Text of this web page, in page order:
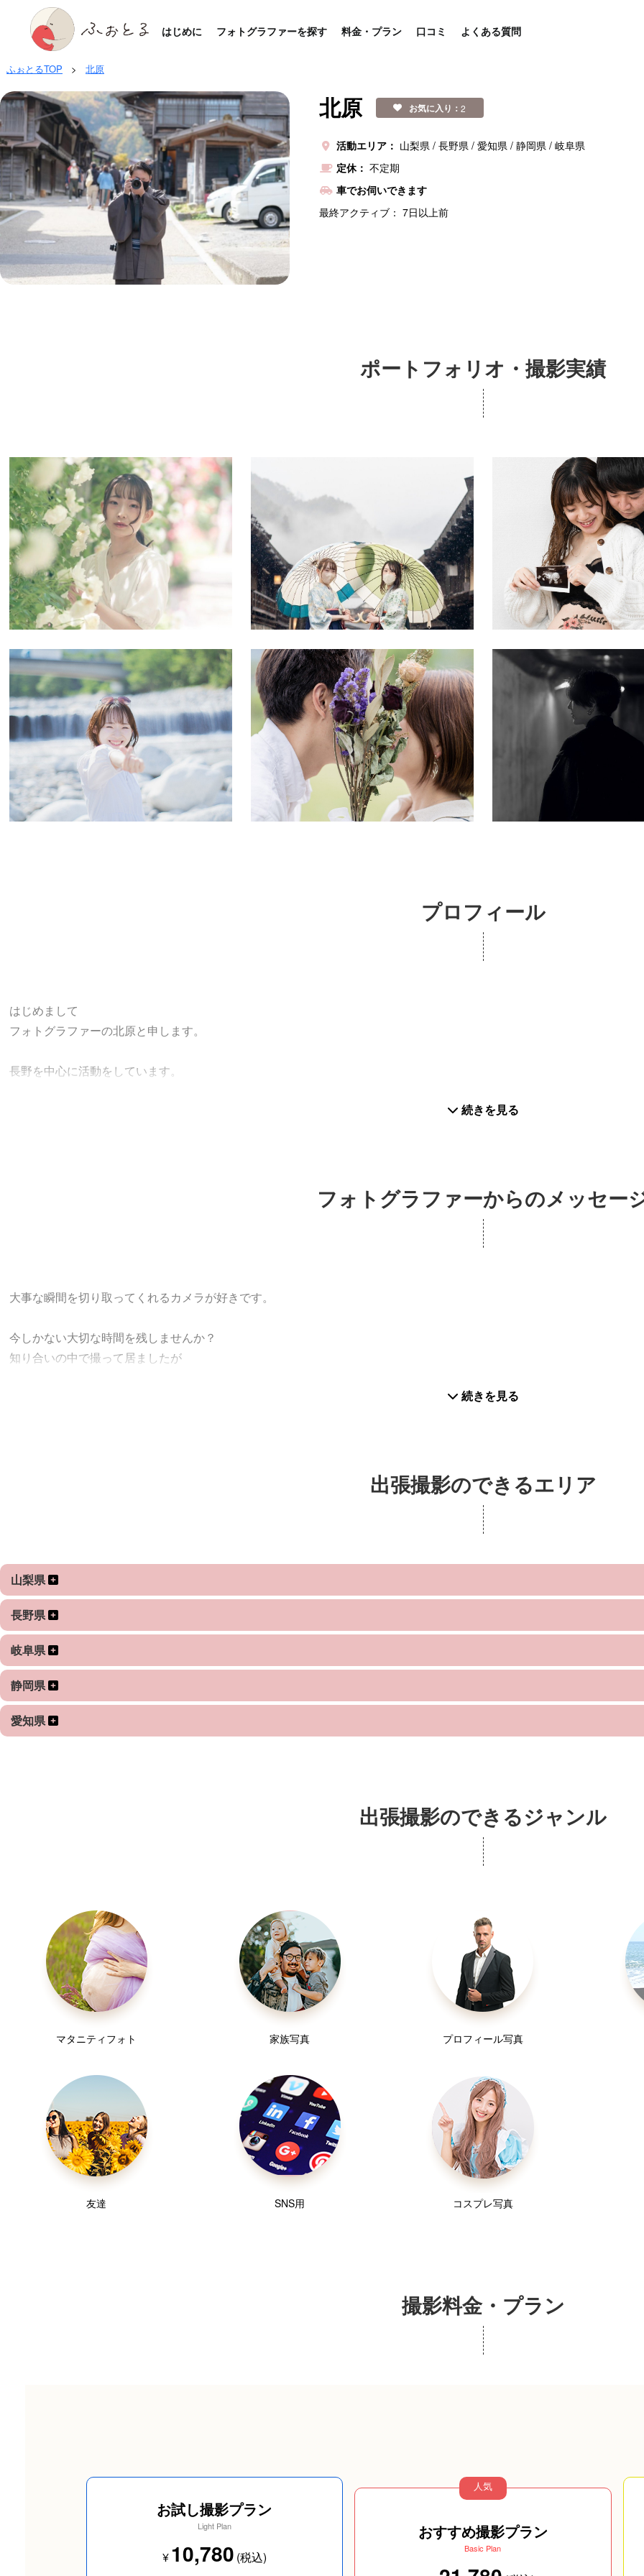
はじめに フォトグラファーを探す 料金・プラン 口コミ よくある質問
ふぉとるTOP > 北原
北原 お気に入り：2
活動エリア： 山梨県 長野県 愛知県 静岡県
岐阜県
定休： 不定期
車でお伺いできます
最終アクティブ： 7日以上前
ポートフォリオ・撮影実績
プロフィール
はじめまして
フォトグラファーの北原と申します。
長野を中心に活動をしています。
続きを見る
フォトグラファーからのメッセー
大事な瞬間を切り取ってくれるカメラが好きです。
今しかない大切な時間を残しませんか？
知り合いの中で撮って居ましたが
続きを見る
出張撮影のできるエリア
山梨県
長野県
岐阜県
静岡県
愛知県
出張撮影のできるジャンル
マタニティフォト 家族写真 プロフィール写真
友達 SNS用 コスプレ写真
撮影料金・プラン
お試し撮影プラン
Light Plan
¥10,780 (税込)
人気
おすすめ撮影プラン
Basic Plan